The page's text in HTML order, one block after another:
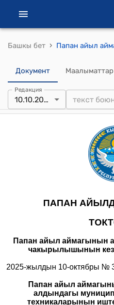
Башкы бет ›
Документ Маалыматтар
Редакция
10.10.2025